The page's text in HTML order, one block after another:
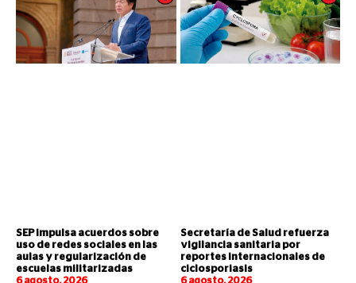
SEP impulsa acuerdos sobre
uso de redes sociales en las
aulas y regularización de
escuelas militarizadas
6 agosto, 2026
Secretaría de Salud refuerza
vigilancia sanitaria por
reportes internacionales de
ciclosporiasis
6 agosto, 2026